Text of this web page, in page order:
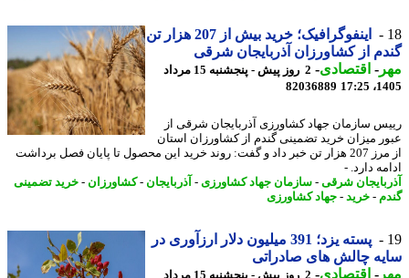
اینفوگرافیک؛ خرید بیش از 207 هزار تن
از کشاورزان آذربایجان شرقی
-اقتصادی-
2 روز پیش - پنجشنبه 15 مرداد
82036889
سازمان جهاد کشاورزی آذربایجان شرقی از
میزان خرید تضمینی گندم از کشاورزان استان
از مرز 207 هزار تن خبر داد و گفت: روند خرید این محصول تا پایان فصل برداشت
دارد. -
شرقی-سازمان جهاد کشاورزی- آذربایجان-کشاورزان -
خرید تضمینی
-خرید- جهاد کشاورزی
پسته یزد؛ 391 میلیون دلار ارزآوری در
چالش های صادراتی
-اقتصادی-
2 روز پیش - پنجشنبه 15 مرداد